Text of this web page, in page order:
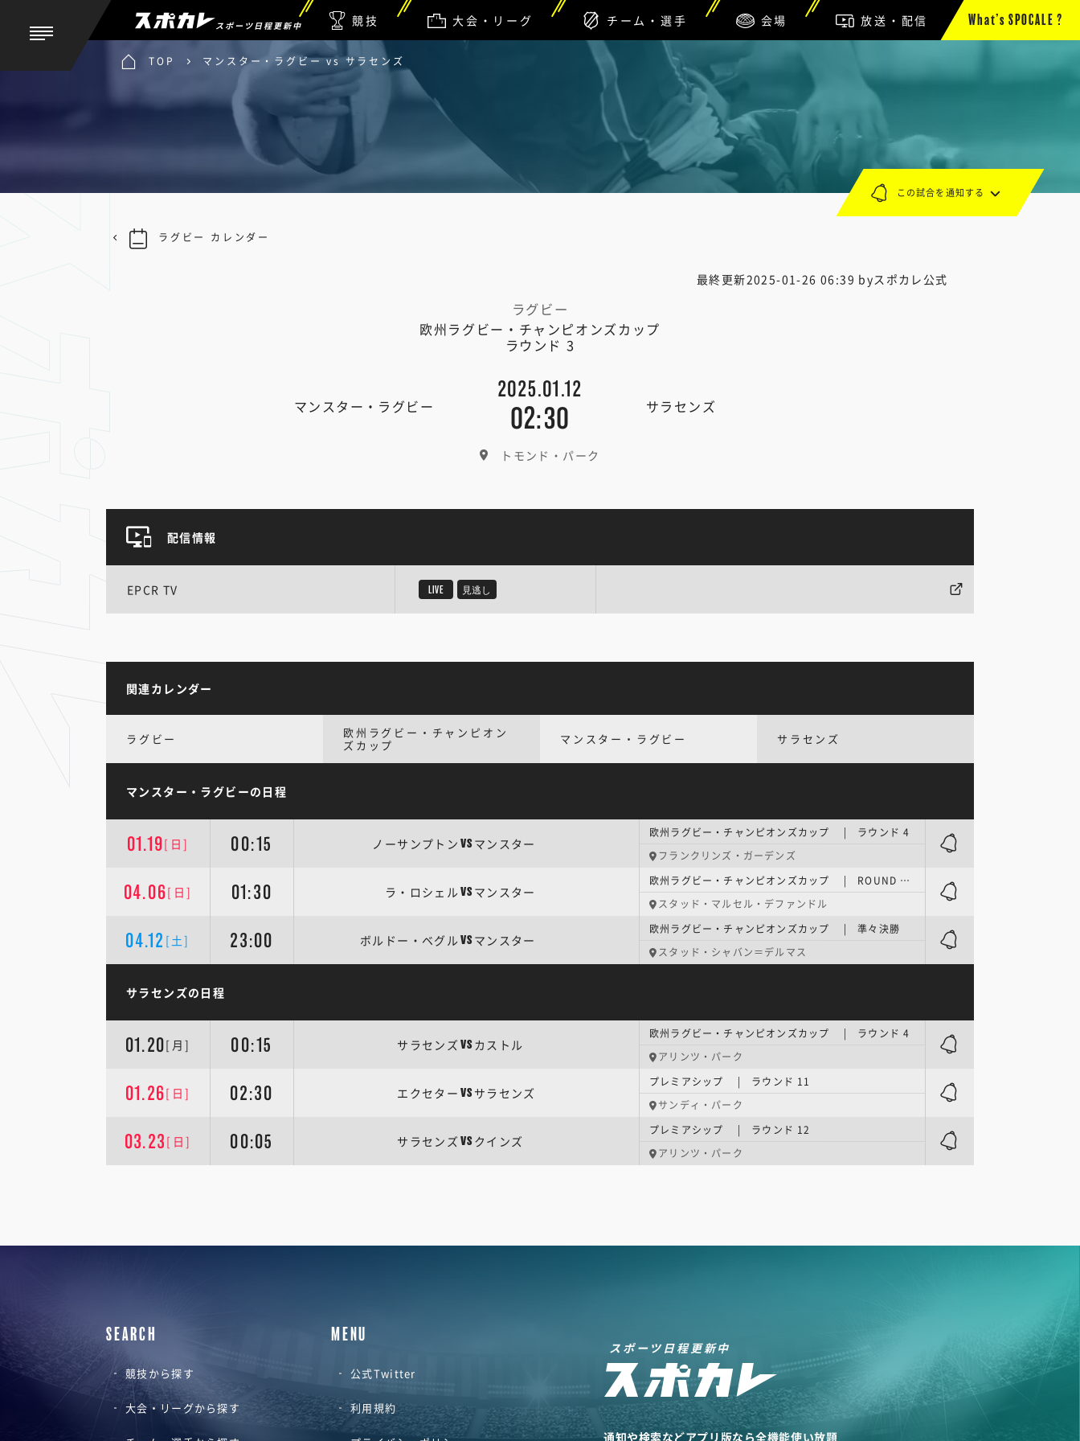
スポーツ日程更新中 競技 大会・リーグ チーム・選手 会場 放送・配信 What’s SPOCALE ?
TOP マンスター・ラグビー vs サラセンズ
最終更新2025-01-26 06:39 byスポカレ公式
ラグビー
欧州ラグビー・チャンピオンズカップ
ラウンド 3
マンスター・ラグビー
2025.01.12
02:30 サラセンズ
トモンド・パーク
この試合を通知する
ラグビー カレンダー
配信情報
EPCR TV LIVE 見逃し
関連カレンダー
ラグビー
欧州ラグビー・チャンピオン
ズカップ
マンスター・ラグビー サラセンズ
マンスター・ラグビーの日程
01.19[日] 00:15 ノーサンプトン VS マンスター
欧州ラグビー・チャンピオンズカップ | ラウンド 4
フランクリンズ・ガーデンズ
04.06[日] 01:30 ラ・ロシェルVS マンスター
欧州ラグビー・チャンピオンズカップ | ROUND OF 16
スタッド・マルセル・デファンドル
04.12 [土] 23:00 ボルドー・ベグルVS マンスター
欧州ラグビー・チャンピオンズカップ | 準々決勝
スタッド・シャバン＝デルマス
サラセンズの日程
01.20[月] 00:15 サラセンズ VS カストル
欧州ラグビー・チャンピオンズカップ | ラウンド 4
アリンツ・パーク
01.26[日] 02:30 エクセター VS サラセンズ
プレミアシップ | ラウンド 11
サンディ・パーク
03.23 [日] 00:05 サラセンズ VS クインズ
プレミアシップ | ラウンド 12
アリンツ・パーク
SEARCH
競技から探す
大会・リーグから探す
MENU
公式Twitter
利用規約
スポーツ日程更新中
通知や検索などアプリ版なら全機能使い放題